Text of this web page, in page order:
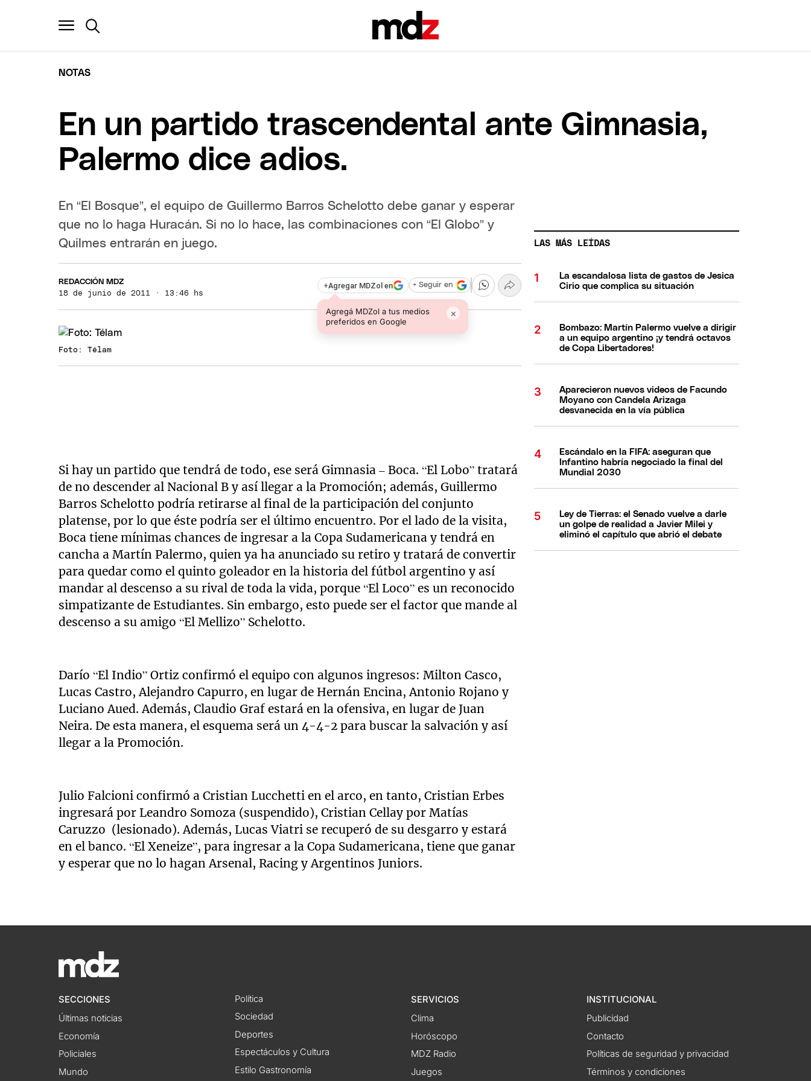
NOTAS
En un partido trascendental ante Gimnasia,
Palermo dice adios.
En “El Bosque”, el equipo de Guillermo Barros Schelotto debe ganar y esperar
que no lo haga Huracán. Si no lo hace, las combinaciones con “El Globo” y
Quilmes entrarán en juego.
REDACCIÓN MDZ
18 de junio de 2011 · 13:46 hs
+Agregar MDZol en
Agregá MDZol a tus medios
preferidos en Google
×
+ Seguir en
Foto: Télam
Si hay un partido que tendrá de todo, ese será Gimnasia – Boca. “El Lobo” tratará
de no descender al Nacional B y así llegar a la Promoción; además, Guillermo
Barros Schelotto podría retirarse al final de la participación del conjunto
platense, por lo que éste podría ser el último encuentro. Por el lado de la visita,
Boca tiene mínimas chances de ingresar a la Copa Sudamericana y tendrá en
cancha a Martín Palermo, quien ya ha anunciado su retiro y tratará de convertir
para quedar como el quinto goleador en la historia del fútbol argentino y así
mandar al descenso a su rival de toda la vida, porque “El Loco” es un reconocido
simpatizante de Estudiantes. Sin embargo, esto puede ser el factor que mande al
descenso a su amigo “El Mellizo” Schelotto.
Darío “El Indio” Ortiz confirmó el equipo con algunos ingresos: Milton Casco,
Lucas Castro, Alejandro Capurro, en lugar de Hernán Encina, Antonio Rojano y
Luciano Aued. Además, Claudio Graf estará en la ofensiva, en lugar de Juan
Neira. De esta manera, el esquema será un 4-4-2 para buscar la salvación y así
llegar a la Promoción.
Julio Falcioni confirmó a Cristian Lucchetti en el arco, en tanto, Cristian Erbes
ingresará por Leandro Somoza (suspendido), Cristian Cellay por Matías
Caruzzo (lesionado). Además, Lucas Viatri se recuperó de su desgarro y estará
en el banco. “El Xeneize”, para ingresar a la Copa Sudamericana, tiene que ganar
y esperar que no lo hagan Arsenal, Racing y Argentinos Juniors.
LAS MÁS LEÍDAS
La escandalosa lista de gastos de Jesica
Cirio que complica su situación
Bombazo: Martín Palermo vuelve a dirigir
a un equipo argentino ¡y tendrá octavos
de Copa Libertadores!
Aparecieron nuevos videos de Facundo
Moyano con Candela Arizaga
desvanecida en la vía pública
Escándalo en la FIFA: aseguran que
Infantino habría negociado la final del
Mundial 2030
Ley de Tierras: el Senado vuelve a darle
un golpe de realidad a Javier Milei y
eliminó el capítulo que abrió el debate
SECCIONES
Últimas noticias
Economía
Policiales
Mundo
Política
Sociedad
Deportes
Espectáculos y Cultura
Estilo Gastronomía
SERVICIOS
Clima
Horóscopo
MDZ Radio
Juegos
INSTITUCIONAL
Publicidad
Contacto
Políticas de seguridad y privacidad
Términos y condiciones